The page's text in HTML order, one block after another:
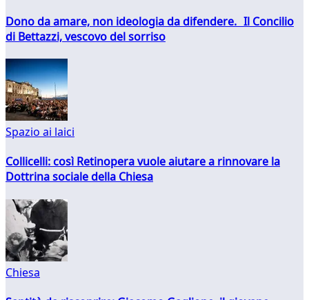
Dono da amare, non ideologia da difendere. Il Concilio
di Bettazzi, vescovo del sorriso
Spazio ai laici
Collicelli: così Retinopera vuole aiutare a rinnovare la
Dottrina sociale della Chiesa
Chiesa